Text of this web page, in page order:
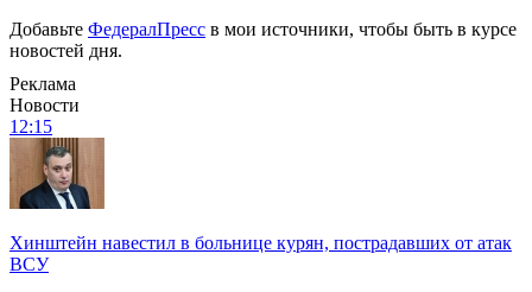
Добавьте ФедералПресс в мои источники, чтобы быть в курсе
новостей дня.
Реклама
Новости
12:15
Хинштейн навестил в больнице курян, пострадавших от атак
ВСУ